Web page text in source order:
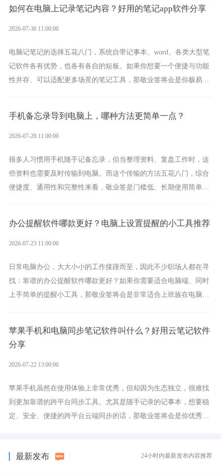
如何在电脑上记录笔记内容？好用的笔记app软件分享
2026-07-30 11:00:00
电脑记笔记的选择五花八门，系统自带记事本、word、各类大型笔
记软件各有优势，也各有各自的短板。如果你想要一个便捷与功能
性并存、可以适配更多场景的笔记工具，那敬业签将会是你极易上
手机备忘录导到电脑上，哪种方法更简单一点？
2026-07-28 11:00:00
很多人习惯用手机随手记备忘录，但当整理资料、复盘工作时，这
些资料也需要及时传输到电脑。而这个传输的方法五花八门，综合
便捷度、通用性和完整性来看，敬业签是门槛低、长期使用简单的
办公提醒软件哪款更好？电脑上设置提醒的小工具推荐
2026-07-23 11:00:00
日常电脑办公，大大小小的工作接踵而至，因此不少职场人都在寻
找：靠谱的办公提醒软件哪款更好？如果你需要适合电脑端、同时
上手简单的提醒小工具，那敬业签将会是非常适合上班族在电脑上
苹果手机和电脑同步笔记软件叫什么？好用云笔记软件
分享
2026-07-22 13:00:00
苹果手机虽然在使用体验上非常优秀，但却因为生态独立，很难找
到更加靠谱的跨平台同步工具。尤其是随手记录的记事本，想要稳
定、安全、便捷的跨平台云端同步的话，那敬业签将会是你优秀的
最新发布 24小时内最新发布内容推荐